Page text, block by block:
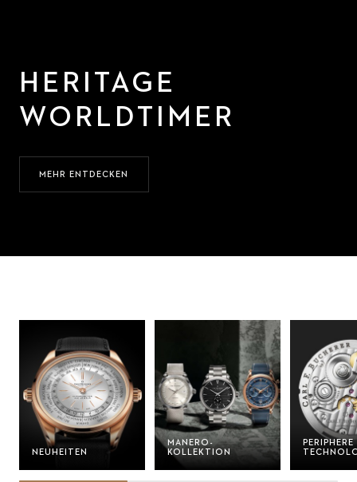
HERITAGE
WORLDTIMER
MEHR ENTDECKEN
NEUHEITEN
MANERO-
KOLLEKTION
PERIPHERE